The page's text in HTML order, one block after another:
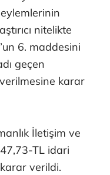
nitelikte
6. maddesini
geçen
karar
İletişim ve
TL idari
verildi.